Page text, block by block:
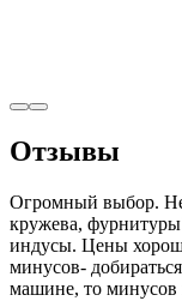
Отзывы
Огромный выбор.
кружева,
индусы. Цены
минусов-
машине, то минусов